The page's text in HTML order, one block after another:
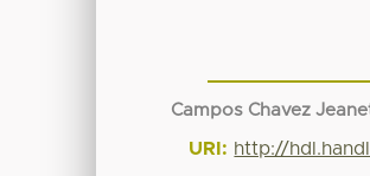
Campos Chavez
URI: http://